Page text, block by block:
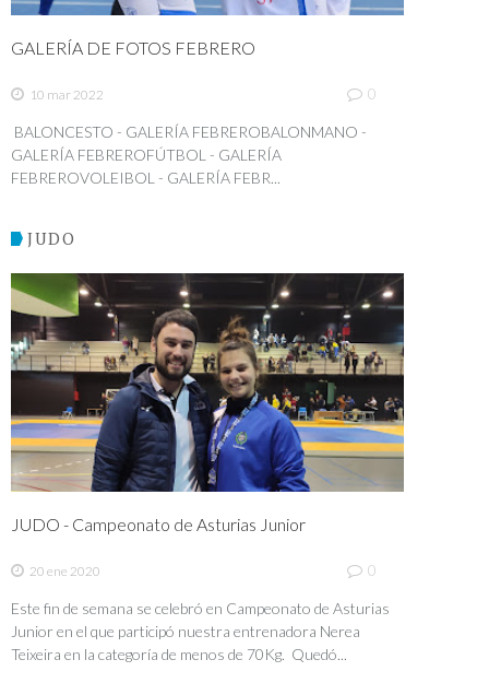
GALERÍA DE FOTOS FEBRERO
10 mar 2022 0
BALONCESTO - GALERÍA FEBREROBALONMANO -
GALERÍA FEBREROFÚTBOL - GALERÍA
FEBREROVOLEIBOL - GALERÍA FEBR...
JUDO
JUDO - Campeonato de Asturias Junior
20 ene 2020 0
Este fin de semana se celebró en Campeonato de Asturias
Junior en el que participó nuestra entrenadora Nerea
Teixeira en la categoría de menos de 70Kg. Quedó...